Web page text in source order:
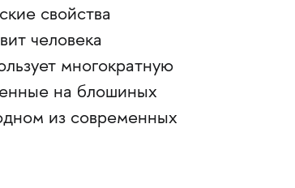
свойства
человека
многократную
на блошиных
из современных